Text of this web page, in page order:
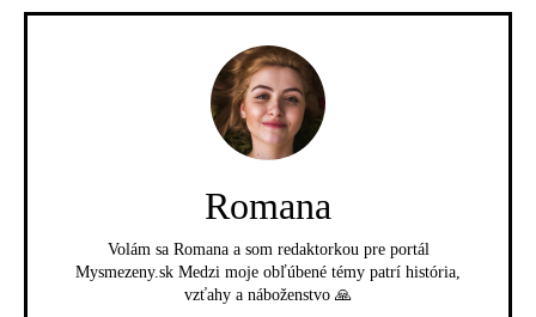
Romana
Volám sa Romana a som redaktorkou pre portál
Mysmezeny.sk Medzi moje obľúbené témy patrí história,
vzťahy a náboženstvo 🙏